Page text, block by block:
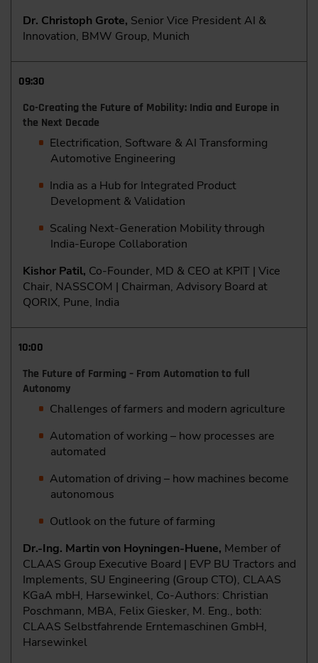
Dr. Christoph Grote, Senior Vice President AI &
Innovation, BMW Group, Munich
09:30
Co-Creating the Future of Mobility: India and Europe in
the Next Decade
Electrification, Software & AI Transforming
Automotive Engineering
India as a Hub for Integrated Product
Development & Validation
Scaling Next-Generation Mobility through
India-Europe Collaboration
Kishor Patil, Co-Founder, MD & CEO at KPIT | Vice
Chair, NASSCOM | Chairman, Advisory Board at
QORIX, Pune, India
10:00
The Future of Farming – From Automation to full
Autonomy
Challenges of farmers and modern agriculture
Automation of working – how processes are
automated
Automation of driving – how machines become
autonomous
Outlook on the future of farming
Dr.-Ing. Martin von Hoyningen-Huene, Member of
CLAAS Group Executive Board | EVP BU Tractors and
Implements, SU Engineering (Group CTO), CLAAS
KGaA mbH, Harsewinkel, Co-Authors: Christian
Poschmann, MBA, Felix Giesker, M. Eng., both:
CLAAS Selbstfahrende Erntemaschinen GmbH,
Harsewinkel